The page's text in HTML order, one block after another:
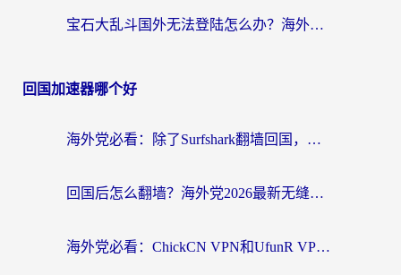
宝石大乱斗国外无法登陆怎么办？海外玩家专属加速指南（附穿越火线原野传说解决方案）
回国加速器哪个好
海外党必看：除了Surfshark翻墙回国，这些加速器选择技巧你真的懂吗？
回国后怎么翻墙？海外党2026最新无缝访问国内资源全攻略（附对比实测）
海外党必看：ChickCN VPN和UfunR VPN对比哪个回国效果更好？附实用选择指南